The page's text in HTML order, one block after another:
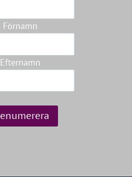
Förnamn
Efternamn